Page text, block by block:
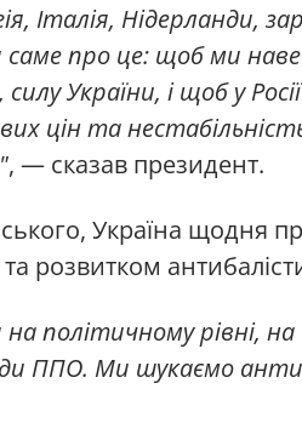
Італія, Нідерланди,
про це: щоб ми
силу України, і щоб у
цін та
, — сказав президент.
Україна щодня
розвитком
політичному рівні, на
ППО. Ми шукаємо